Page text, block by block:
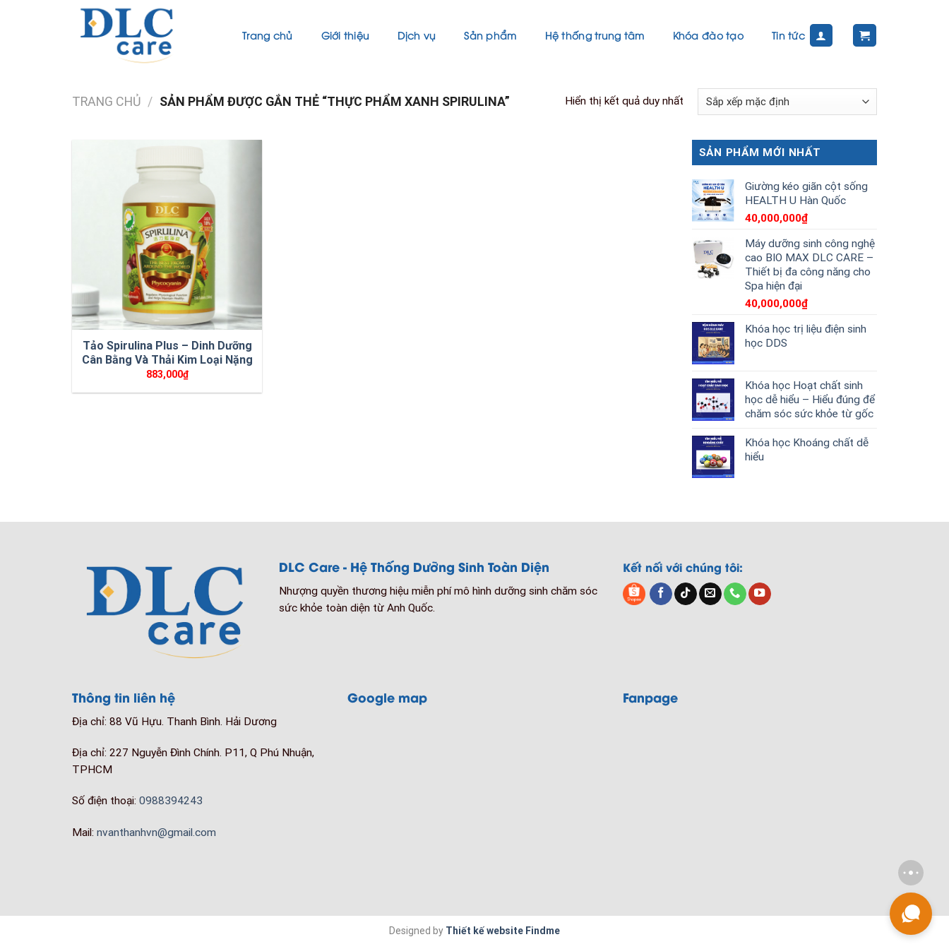
Trang chủ Giới thiệu Dịch vụ Sản phẩm Hệ thống trung tâm Khóa đào tạo Tin tức
TRANG CHỦ / SẢN PHẨM ĐƯỢC GẮN THẺ “THỰC PHẨM XANH SPIRULINA” Hiển thị kết quả duy nhất
Tảo Spirulina Plus – Dinh Dưỡng
Cân Bằng Và Thải Kim Loại Nặng
883,000₫
SẢN PHẨM MỚI NHẤT
Giường kéo giãn cột sống
HEALTH U Hàn Quốc
40,000,000₫
Máy dưỡng sinh công nghệ
cao BIO MAX DLC CARE –
Thiết bị đa công năng cho
Spa hiện đại
40,000,000₫
Khóa học trị liệu điện sinh
học DDS
Khóa học Hoạt chất sinh
học dễ hiểu – Hiểu đúng để
chăm sóc sức khỏe từ gốc
Khóa học Khoáng chất dễ
hiểu
DLC Care - Hệ Thống Dưỡng Sinh Toàn Diện
Nhượng quyền thương hiệu miễn phí mô hình dưỡng sinh chăm sóc
sức khỏe toàn diện từ Anh Quốc.
Kết nối với chúng tôi:
Thông tin liên hệ
Địa chỉ: 88 Vũ Hựu. Thanh Bình. Hải Dương
Địa chỉ: 227 Nguyễn Đình Chính. P11, Q Phú Nhuận,
TPHCM
Số điện thoại: 0988394243
Mail: nvanthanhvn@gmail.com
Google map Fanpage
Designed by Thiết kế website Findme